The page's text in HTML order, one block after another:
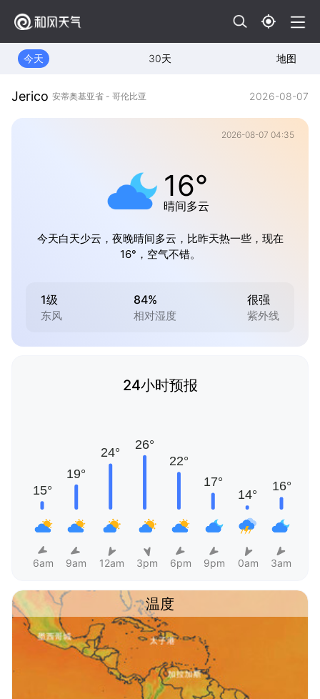
今天 30天 地图
Jerico 安蒂奥基亚省 - 哥伦比亚 2026-08-07
2026-08-07 04:35
16°
晴间多云
今天白天少云，夜晚晴间多云，比昨天热一些，现在
16°，空气不错。
1级
东风
84%
相对湿度
很强
紫外线
24小时预报
6am 9am 12am 3pm 6pm 9pm 0am 3am
温度